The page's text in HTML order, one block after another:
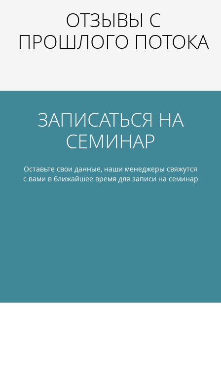
ОТЗЫВЫ С
ПРОШЛОГО ПОТОКА
ЗАПИСАТЬСЯ НА
СЕМИНАР
Оставьте свои данные, наши менеджеры свяжутся
с вами в ближайшее время для записи на семинар